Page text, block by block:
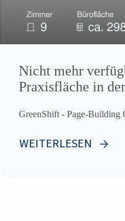
Nicht mehr
Praxisfläche in
GreenShift - Page-Building
WEITERLESEN